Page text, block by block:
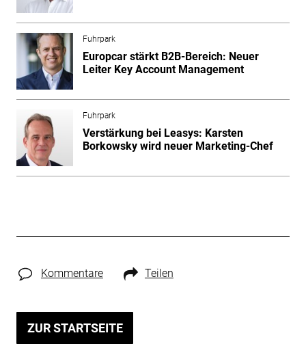
Fuhrpark
Europcar stärkt B2B-Bereich: Neuer
Leiter Key Account Management
Fuhrpark
Verstärkung bei Leasys: Karsten
Borkowsky wird neuer Marketing-Chef
Kommentare Teilen
ZUR STARTSEITE